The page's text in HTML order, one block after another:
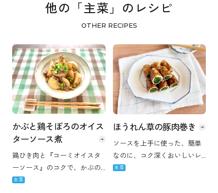
他の「主菜」のレシピ
OTHER RECIPES
かぶと鶏そぼろのオイス
ターソース煮
鶏ひき肉と『コーミオイスタ
ーソース』のコクで、かぶの
おいしさを引き立てます。 口
主菜
ほうれん草の豚肉巻き
ソースを上手に使った、簡単
なのに、コク深くおいしいレ
シピです。季節の野菜を使っ
主菜